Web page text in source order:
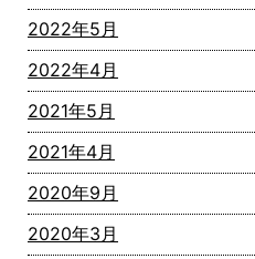
2022年5月
2022年4月
2021年5月
2021年4月
2020年9月
2020年3月